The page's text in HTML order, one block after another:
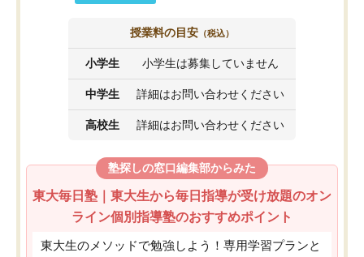
授業料の目安 （税込）
小学生 小学生は募集していません
中学生 詳細はお問い合わせください
高校生 詳細はお問い合わせください
塾探しの窓口編集部からみた
東大毎日塾｜東大生から毎日指導が受け放題のオン
ライン個別指導塾のおすすめポイント
東大生のメソッドで勉強しよう！専用学習プランと